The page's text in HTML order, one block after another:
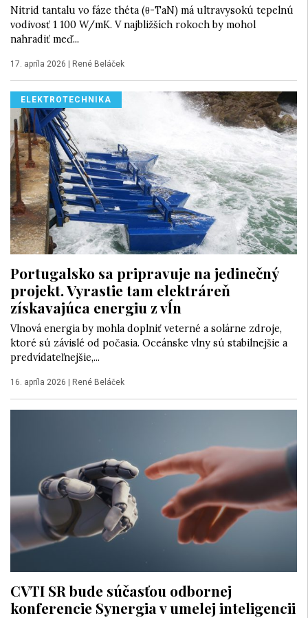
Nitrid tantalu vo fáze théta (θ-TaN) má ultravysokú tepelnú
vodivosť 1 100 W/mK. V najbližších rokoch by mohol
nahradiť meď...
17. apríla 2026 René Beláček
ELEKTROTECHNIKA
Portugalsko sa pripravuje na jedinečný
projekt. Vyrastie tam elektráreň
získavajúca energiu z vĺn
Vlnová energia by mohla doplniť veterné a solárne zdroje,
ktoré sú závislé od počasia. Oceánske vlny sú stabilnejšie a
predvídateľnejšie,...
16. apríla 2026 | René Beláček
CVTI SR bude súčasťou odbornej
konferencie Synergia v umelej inteligencii